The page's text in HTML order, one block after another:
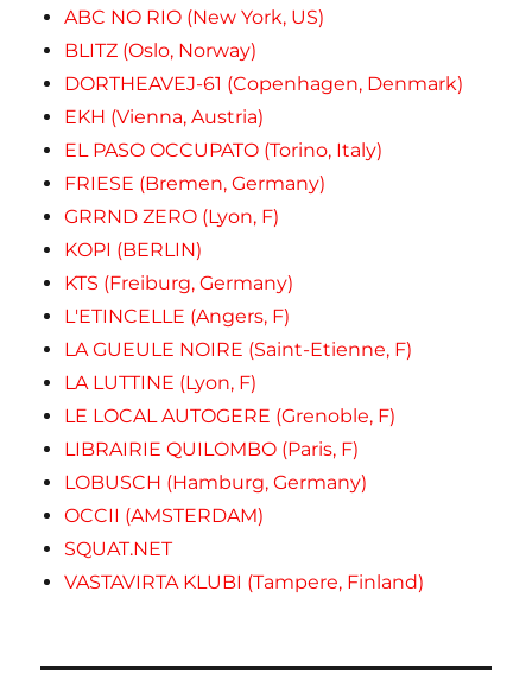
ABC NO RIO (New York, US)
BLITZ (Oslo, Norway)
DORTHEAVEJ-61 (Copenhagen, Denmark)
EKH (Vienna, Austria)
EL PASO OCCUPATO (Torino, Italy)
FRIESE (Bremen, Germany)
GRRND ZERO (Lyon, F)
KOPI (BERLIN)
KTS (Freiburg, Germany)
L'ETINCELLE (Angers, F)
LA GUEULE NOIRE (Saint-Etienne, F)
LA LUTTINE (Lyon, F)
LE LOCAL AUTOGERE (Grenoble, F)
LIBRAIRIE QUILOMBO (Paris, F)
LOBUSCH (Hamburg, Germany)
OCCII (AMSTERDAM)
SQUAT.NET
VASTAVIRTA KLUBI (Tampere, Finland)